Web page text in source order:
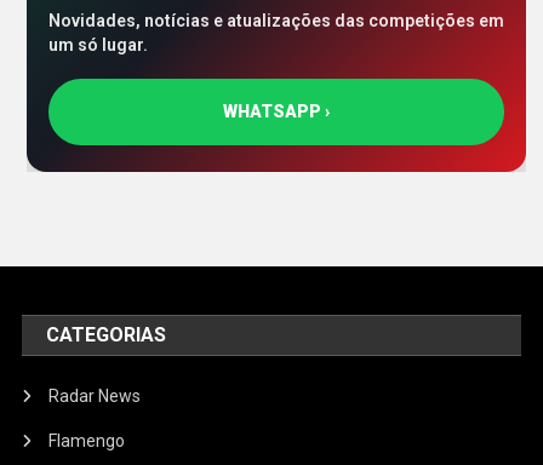
Novidades, notícias e atualizações das competições em
um só lugar.
WHATSAPP ›
CATEGORIAS
Radar News
Flamengo